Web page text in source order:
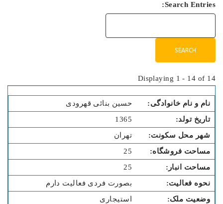
Search Entries:
Displaying 1 - 14 of 14
حسین بنائی قهرودی
1365
تهران
25
25
بصورت فردی فعالیت دارم
استیجاری